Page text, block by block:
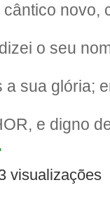
novo,
o seu
sua glória;
e digno
visualizações